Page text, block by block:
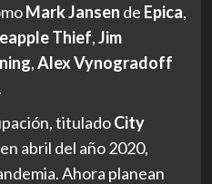
Mark Jansen de Epica,
Thief,Jim
,Alex Vynogradoff
tituladoCity
abril del año 2020,
Ahora planean